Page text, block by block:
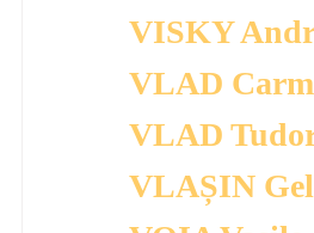
VISKY
VLAD
VLAD
VLAȘIN